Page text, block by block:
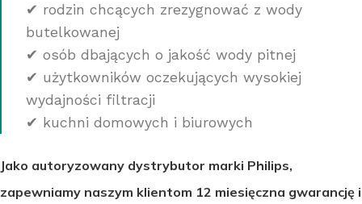
✔ rodzin chcących zrezygnować z wody
butelkowanej
✔ osób dbających o jakość wody pitnej
✔ użytkowników oczekujących wysokiej
wydajności filtracji
✔ kuchni domowych i biurowych
Jako autoryzowany dystrybutor marki Philips,
zapewniamy naszym klientom 12 miesięczna gwarancję i